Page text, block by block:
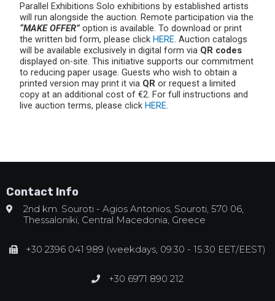
Parallel Exhibitions Solo exhibitions by established artists
will run alongside the auction. Remote participation via the
“MAKE OFFER”option is available. To download or print
the written bid form, please click HERE. Auction catalogs
will be available exclusively in digital form via QR codes
displayed on-site. This initiative supports our commitment
to reducing paper usage. Guests who wish to obtain a
printed version may print it via QR or request a limited
copy at an additional cost of €2. For full instructions and
live auction terms, please click HERE.
Contact Info
2nd km. Souroti - Agios Antonios, Souroti, 570 06,
Thessaloniki, Central Macedonia, Greece
+30 2396 041 989 (weekdays, 09:30 - 15:30 EET/EEST)
+30 6971 890 212